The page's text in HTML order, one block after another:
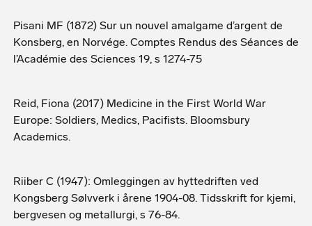
Pisani MF (1872) Sur un nouvel amalgame d’argent de
Konsberg, en Norvége. Comptes Rendus des Séances de
l’Académie des Sciences 19, s 1274-75
Reid, Fiona (2017) Medicine in the First World War
Europe: Soldiers, Medics, Pacifists. Bloomsbury
Academics.
Riiber C (1947): Omleggingen av hyttedriften ved
Kongsberg Sølvverk i årene 1904-08. Tidsskrift for kjemi,
bergvesen og metallurgi, s 76-84.